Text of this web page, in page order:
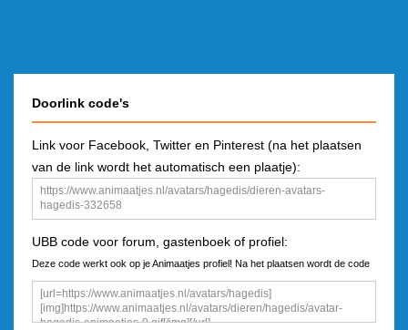
Doorlink code's
Link voor Facebook, Twitter en Pinterest (na het plaatsen
van de link wordt het automatisch een plaatje):
UBB code voor forum, gastenboek of profiel:
Deze code werkt ook op je Animaatjes profiel! Na het plaatsen wordt de code
een plaatje